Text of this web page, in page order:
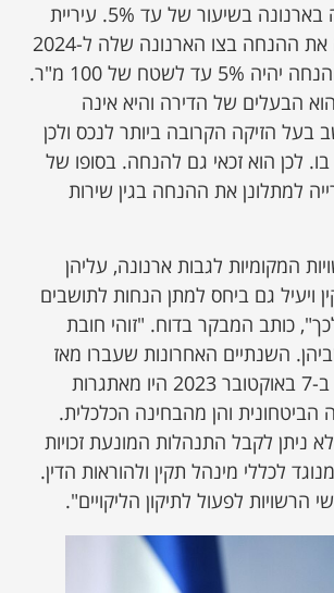
כי הוא זכאי להנחה בארנונה בשיעור של עד 5%. עיריית
קריית אתא אימצה את ההנחה בצו הארנונה שלה ל-2024
וקבעה כי שיעור ההנחה יהיה 5% עד לשטח של 100 מ"ר.
הבעלים של הדירה והיא אינה
בעל הזיקה הקרובה ביותר לנכס ולכן
לכן הוא זכאי גם להנחה. בסופו של
למתלונן את ההנחה בגין שירות
המקומיות לגבות ארנונה, עליהן
ויעיל גם ביחס ‏למתן הנחות לתושבים
כותב המבקר בדוח. "זוהי חובת
השנתיים האחרונות ‏‏שעברו מאז
טבח שמחת תורה ב-7 באוקטובר 2023 היו מאתגרות
הביטחונית והן ‏מהבחינה הכלכלית.
ניתן לקבל התנהלות המונעת זכויות
‏‏לכללי מינהל תקין ולהוראות הדין.
הרשויות לפעול ‏לתיקון הליקויים".‏